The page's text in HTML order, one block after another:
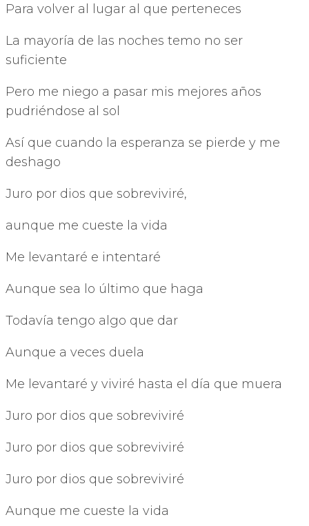
Para volver al lugar al que perteneces
La mayoría de las noches temo no ser
suficiente
Pero me niego a pasar mis mejores años
pudriéndose al sol
Así que cuando la esperanza se pierde y me
deshago
Juro por dios que sobreviviré,
aunque me cueste la vida
Me levantaré e intentaré
Aunque sea lo último que haga
Todavía tengo algo que dar
Aunque a veces duela
Me levantaré y viviré hasta el día que muera
Juro por dios que sobreviviré
Juro por dios que sobreviviré
Juro por dios que sobreviviré
Aunque me cueste la vida